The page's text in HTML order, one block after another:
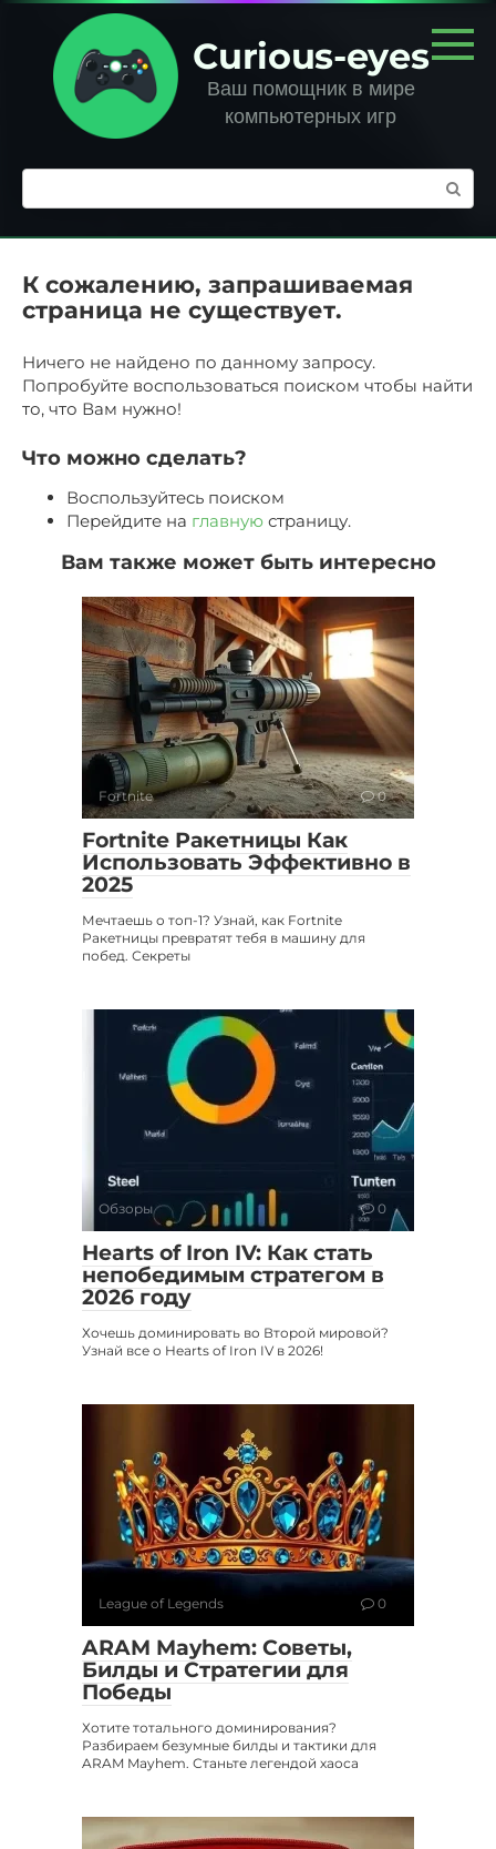
Перейти
контенту
Curious-eyes
Ваш помощник в мире
компьютерных игр
Поиск:
К сожалению, запрашиваемая
страница не существует.
Ничего не найдено по данному запросу.
Попробуйте воспользоваться поиском чтобы найти
то, что Вам нужно!
Что можно сделать?
Воспользуйтесь поиском
Перейдите на главную страницу.
Вам также может быть интересно
Fortnite 0
Fortnite Ракетницы Как
Использовать Эффективно в
2025
Мечтаешь о топ-1? Узнай, как Fortnite
Ракетницы превратят тебя в машину для
побед. Секреты
Обзоры 0
Hearts of Iron IV: Как стать
непобедимым стратегом в
2026 году
Хочешь доминировать во Второй мировой?
Узнай все о Hearts of Iron IV в 2026!
League of Legends 0
ARAM Mayhem: Советы,
Билды и Стратегии для
Победы
Хотите тотального доминирования?
Разбираем безумные билды и тактики для
ARAM Mayhem. Станьте легендой хаоса